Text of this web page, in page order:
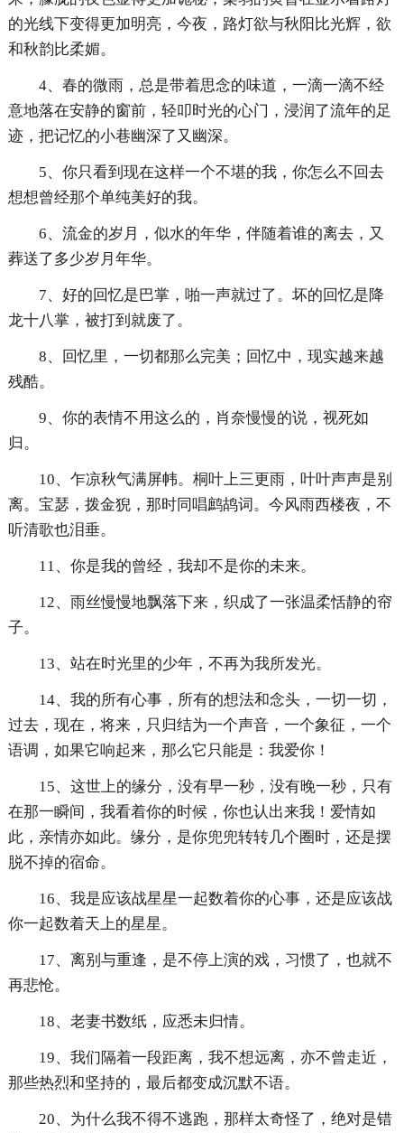
的光线下变得更加明亮，今夜，路灯欲与秋阳比光辉，欲
和秋韵比柔媚。
4、春的微雨，总是带着思念的味道，一滴一滴不经
意地落在安静的窗前，轻叩时光的心门，浸润了流年的足
迹，把记忆的小巷幽深了又幽深。
5、你只看到现在这样一个不堪的我，你怎么不回去
想想曾经那个单纯美好的我。
6、流金的岁月，似水的年华，伴随着谁的离去，又
葬送了多少岁月年华。
7、好的回忆是巴掌，啪一声就过了。坏的回忆是降
龙十八掌，被打到就废了。
8、回忆里，一切都那么完美；回忆中，现实越来越
残酷。
9、你的表情不用这么的，肖奈慢慢的说，视死如
归。
10、乍凉秋气满屏帏。桐叶上三更雨，叶叶声声是别
离。宝瑟，拨金猊，那时同唱鹧鸪词。今风雨西楼夜，不
听清歌也泪垂。
11、你是我的曾经，我却不是你的未来。
12、雨丝慢慢地飘落下来，织成了一张温柔恬静的帘
子。
13、站在时光里的少年，不再为我所发光。
14、我的所有心事，所有的想法和念头，一切一切，
过去，现在，将来，只归结为一个声音，一个象征，一个
语调，如果它响起来，那么它只能是：我爱你！
15、这世上的缘分，没有早一秒，没有晚一秒，只有
在那一瞬间，我看着你的时候，你也认出来我！爱情如
此，亲情亦如此。缘分，是你兜兜转转几个圈时，还是摆
脱不掉的宿命。
16、我是应该战星星一起数着你的心事，还是应该战
你一起数着天上的星星。
17、离别与重逢，是不停上演的戏，习惯了，也就不
再悲怆。
18、老妻书数纸，应悉未归情。
19、我们隔着一段距离，我不想远离，亦不曾走近，
那些热烈和坚持的，最后都变成沉默不语。
20、为什么我不得不逃跑，那样太奇怪了，绝对是错